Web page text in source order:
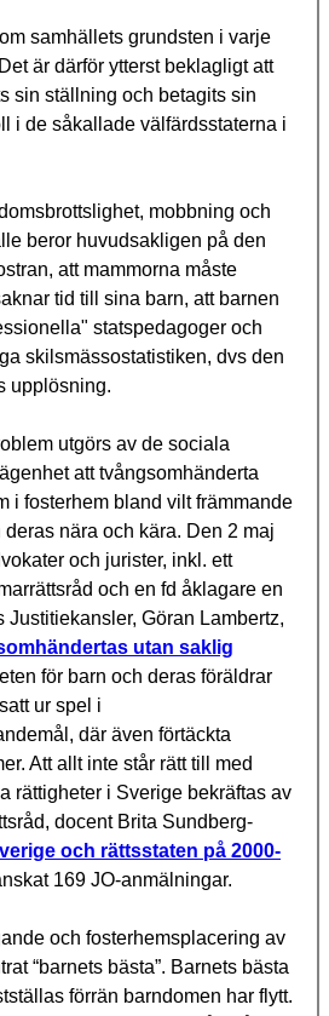
samhällets grundsten i varje
är därför ytterst beklagligt att
sin ställning och betagits sin
i de såkallade välfärdsstaterna i
mobbning och
beror huvudsakligen på den
att mammorna måste
tid till sina barn, att barnen
statspedagoger och
skilsmässostatistiken, dvs den
upplösning.
utgörs av de sociala
att tvångsomhänderta
i fosterhem bland vilt främmande
nära och kära. Den 2 maj
och jurister, inkl. ett
och en fd åklagare en
Göran Lambertz,
utan saklig
för barn och deras föräldrar
ur spel i
där även förtäckta
Att allt inte står rätt till med
rättigheter i Sverige bekräftas av
docent Brita Sundberg-
och rättsstaten på 2000-
169 JO-anmälningar.
och fosterhemsplacering av
“barnets bästa”. Barnets bästa
förrän barndomen har flytt.